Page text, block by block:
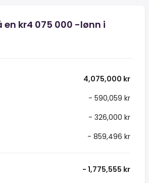
en kr4 075 000 -lønn i
4,075,000 kr
- 590,059 kr
- 326,000 kr
- 859,496 kr
- 1,775,555 kr